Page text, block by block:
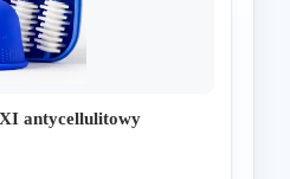
antycellulitowy